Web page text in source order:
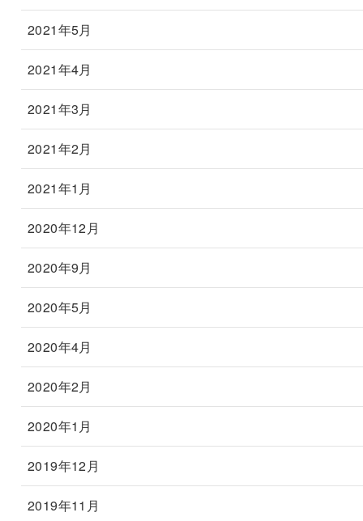
2021年5月
2021年4月
2021年3月
2021年2月
2021年1月
2020年12月
2020年9月
2020年5月
2020年4月
2020年2月
2020年1月
2019年12月
2019年11月